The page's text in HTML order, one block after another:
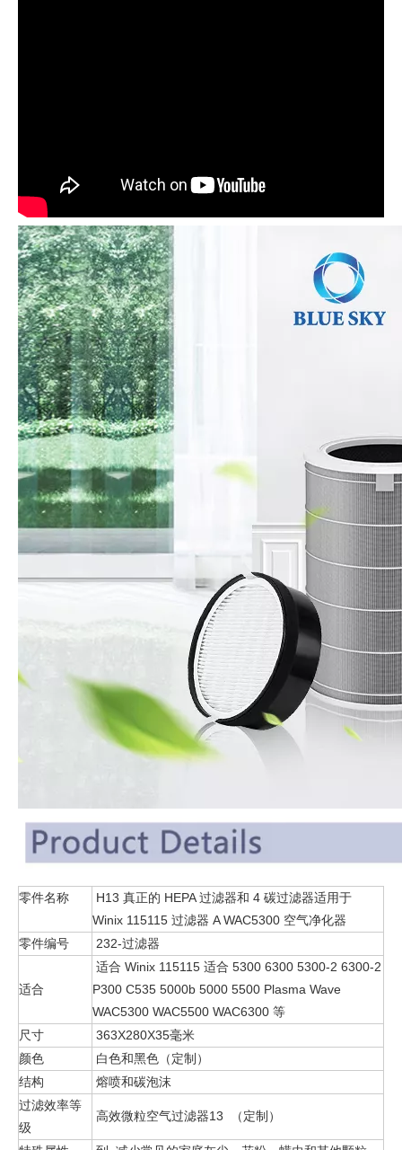
零件名称
H13 真正的 HEPA 过滤器和 4 碳过滤器适用于
Winix 115115 过滤器 A WAC5300 空气净化器
零件编号
232-过滤器
适合
适合 Winix 115115 适合 5300 6300 5300-2 6300-2
P300 C535 5000b 5000 5500 Plasma Wave
WAC5300 WAC5500 WAC6300 等
尺寸
363X280X35毫米
颜色
白色和黑色（定制）
结构
熔喷和碳泡沫
过滤效率等
级
高效微粒空气过滤器13 （定制）